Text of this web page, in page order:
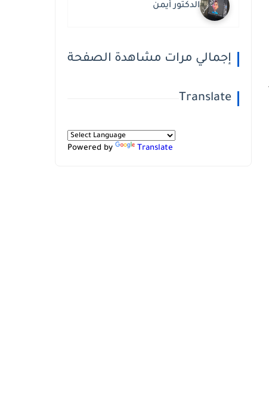
الدكتور أيمن
إجمالي مرات مشاهدة الصفحة
Translate
Powered by Translate